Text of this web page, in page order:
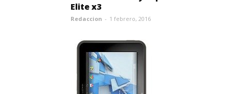
Elite x3
Redaccion - 1 febrero, 2016